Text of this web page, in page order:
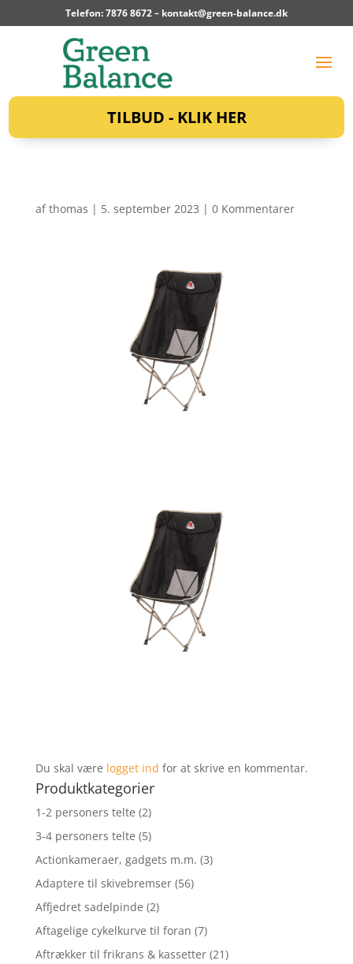
Telefon: 7876 8672 – kontakt@green-balance.dk
TILBUD - KLIK HER
afthomas | 5. september 2023 | 0 Kommentarer
Du skal være logget ind for at skrive en kommentar.
Produktkategorier
1-2 personers telte (2)
3-4 personers telte (5)
Actionkameraer, gadgets m.m. (3)
Adaptere til skivebremser (56)
Affjedret sadelpinde (2)
Aftagelige cykelkurve til foran (7)
Aftrækker til frikrans & kassetter (21)